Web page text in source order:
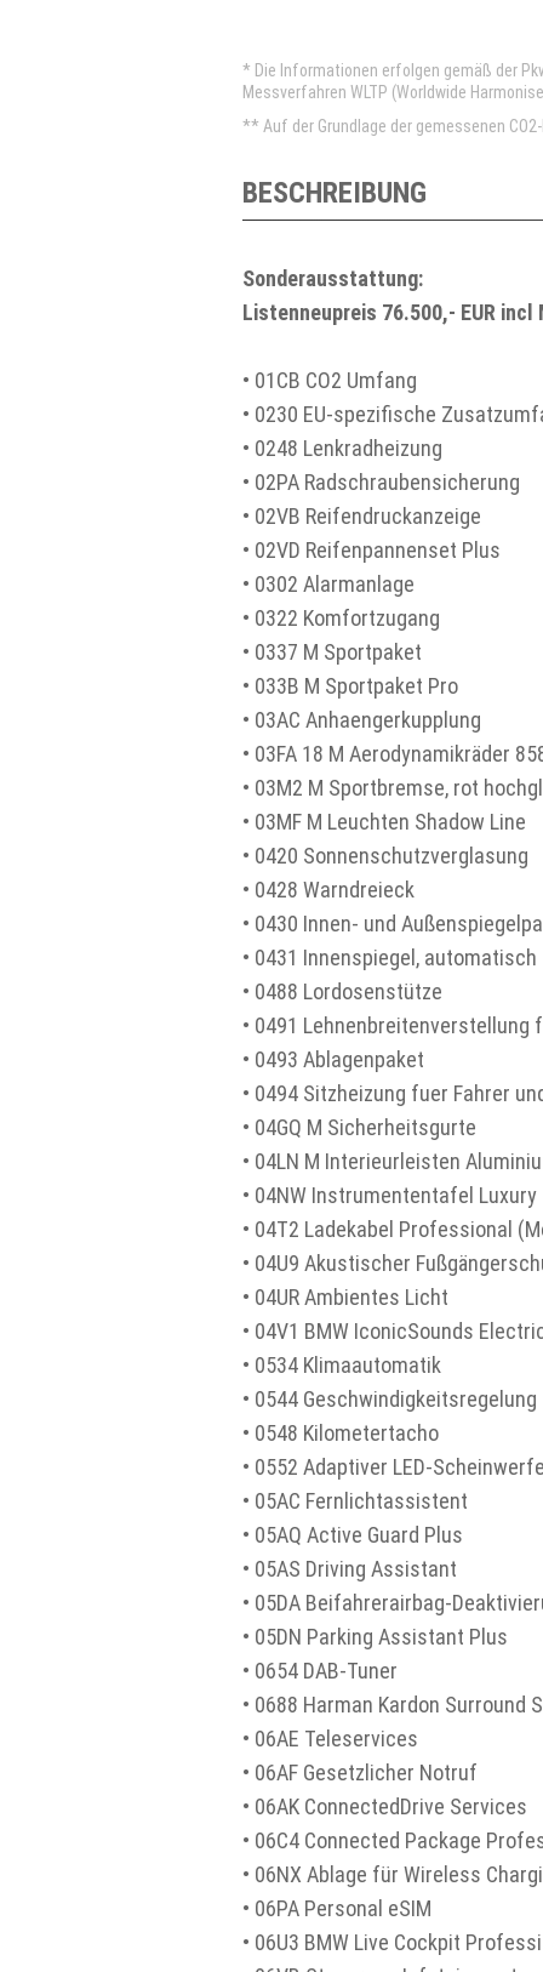
* Die Informationen erfolgen gemäß der
Messverfahren WLTP (Worldwide
** Auf der Grundlage der gemessenen
BESCHREIBUNG
Sonderausstattung:
Listenneupreis 76.500,- EUR incl
• 01CB CO2 Umfang
• 0230 EU-spezifische
• 0248 Lenkradheizung
• 02PA Radschraubensicherung
• 02VB Reifendruckanzeige
• 02VD Reifenpannenset Plus
• 0302 Alarmanlage
• 0322 Komfortzugang
• 0337 M Sportpaket
• 033B M Sportpaket Pro
• 03AC Anhaengerkupplung
• 03FA 18 M Aerodynamikräder
• 03M2 M Sportbremse, rot
• 03MF M Leuchten Shadow Line
• 0420 Sonnenschutzverglasung
• 0428 Warndreieck
• 0430 Innen- und
• 0431 Innenspiegel,
• 0488 Lordosenstütze
• 0491 Lehnenbreitenverstellung
• 0493 Ablagenpaket
• 0494 Sitzheizung fuer Fahrer
• 04GQ M Sicherheitsgurte
• 04LN M Interieurleisten
• 04NW Instrumententafel Luxury
• 04T2 Ladekabel Professional
• 04U9 Akustischer
• 04UR Ambientes Licht
• 04V1 BMW IconicSounds
• 0534 Klimaautomatik
• 0544
• 0548 Kilometertacho
• 0552 Adaptiver LED-
• 05AC Fernlichtassistent
• 05AQ Active Guard Plus
• 05AS Driving Assistant
• 05DA Beifahrerairbag-
• 05DN Parking Assistant Plus
• 0654 DAB-Tuner
• 0688 Harman Kardon Surround
• 06AE Teleservices
• 06AF Gesetzlicher Notruf
• 06AK ConnectedDrive Services
• 06C4 Connected Package
• 06NX Ablage für Wireless
• 06PA Personal eSIM
• 06U3 BMW Live Cockpit